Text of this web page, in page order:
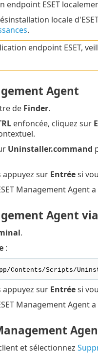
ESET
locale
.
endpoint ESET,
Agent
de Finder.
enfoncée, cliquez sur
Uninstaller.command
appuyez sur Entréesi
Management Agent
Agent
.
:
Contents/Scripts/
appuyez sur Entréesi
Management Agent
Agent
et sélectionnez